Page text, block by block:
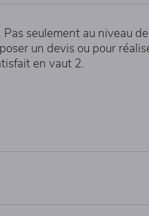
seulement au niveau
un devis ou pour
en vaut 2.